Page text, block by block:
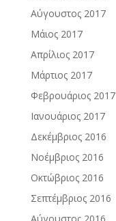
Αύγουστος 2017
Μάιος 2017
Απρίλιος 2017
Μάρτιος 2017
Φεβρουάριος 2017
Ιανουάριος 2017
Δεκέμβριος 2016
Νοέμβριος 2016
Οκτώβριος 2016
Σεπτέμβριος 2016